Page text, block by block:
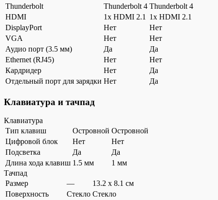
Thunderbolt Thunderbolt 4 Thunderbolt 4
HDMI
1x HDMI 2.1
1x HDMI 2.1
DisplayPort
Нет
Нет
VGA
Нет
Нет
Аудио порт (3.5 мм)
Да
Да
Ethernet (RJ45)
Нет
Нет
Кардридер
Нет
Да
Отдельный порт для зарядки Нет Да
Клавиатура и тачпад
Клавиатура
Тип клавиш
Островной Островной
Цифровой блок
Нет
Нет
Подсветка
Да
Да
Длина хода клавиш 1.5 мм
1 мм
Тачпад
Размер
—
13.2 x 8.1 см
Поверхность
Стекло Стекло